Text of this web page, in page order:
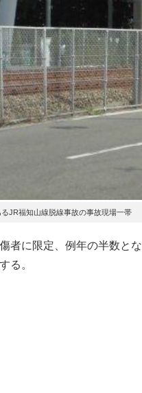
JR福知山線脱線事故の事故現場一帯
者に限定、例年の半数と
る。